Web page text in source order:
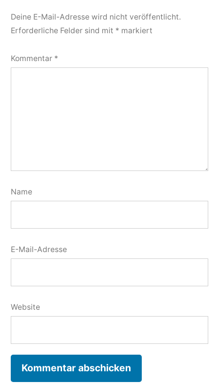
Deine E-Mail-Adresse wird nicht veröffentlicht.
Erforderliche Felder sind mit * markiert
Kommentar *
Name
E-Mail-Adresse
Website